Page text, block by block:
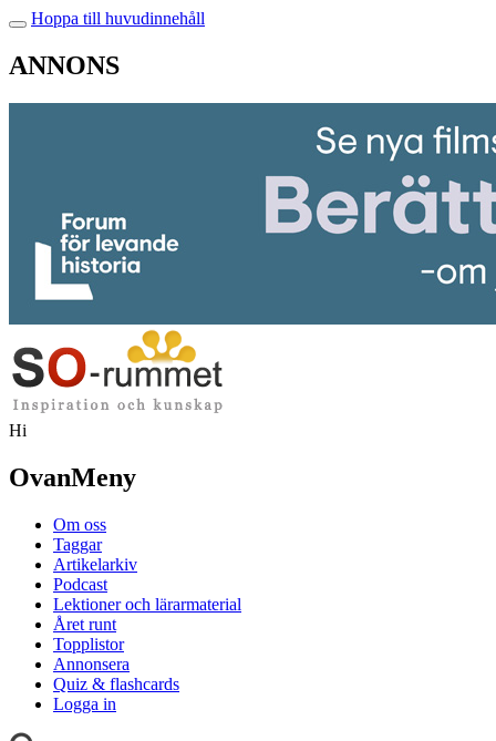
Hoppa till huvudinnehåll
ANNONS
Hi
OvanMeny
Om oss
Taggar
Artikelarkiv
Podcast
Lektioner och lärarmaterial
Året runt
Topplistor
Annonsera
Quiz & flashcards
Logga in